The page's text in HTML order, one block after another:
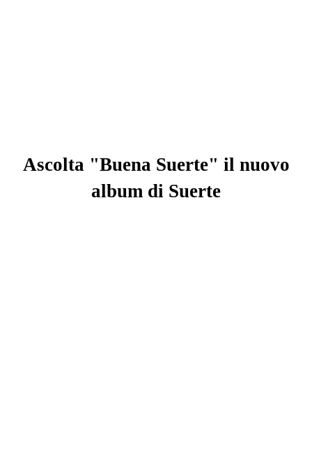
Ascolta "Buena Suerte" il nuovo
album di Suerte